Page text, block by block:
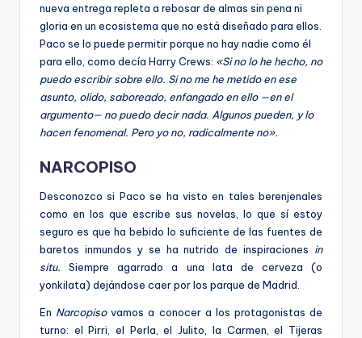
nueva entrega repleta a rebosar de almas sin pena ni
gloria en un ecosistema que no está diseñado para ellos.
Paco se lo puede permitir porque no hay nadie como él
para ello, como decía Harry Crews: «Si no lo he hecho, no
puedo escribir sobre ello. Si no me he metido en ese
asunto, olido, saboreado, enfangado en ello —en el
argumento— no puedo decir nada. Algunos pueden, y lo
hacen fenomenal. Pero yo no, radicalmente no».
NARCOPISO
Desconozco si Paco se ha visto en tales berenjenales
como en los que escribe sus novelas, lo que sí estoy
seguro es que ha bebido lo suficiente de las fuentes de
baretos inmundos y se ha nutrido de inspiraciones in
situ.Siempre agarrado a una lata de cerveza (o
yonkilata) dejándose caer por los parque de Madrid.
En Narcopisovamos a conocer a los protagonistas de
turno: el Pirri, el Perla, el Julito, la Carmen, el Tijeras